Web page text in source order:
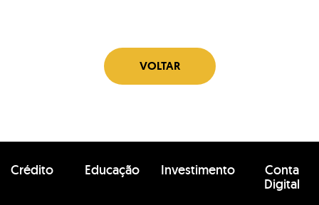
VOLTAR
Crédito Educação Investimento
Conta
Digital